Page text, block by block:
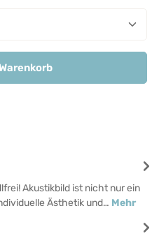
gewünschten Wert ein
Akustikbild ist nicht nur ein
Ästhetik und… Mehr